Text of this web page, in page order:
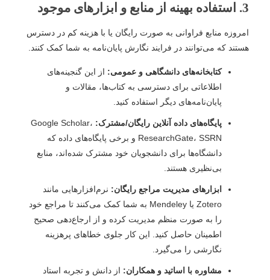
3. استفاده بهینه از منابع و ابزارهای موجود
امروزه منابع فراوانی به صورت رایگان یا با هزینه کم در دسترس
هستند که می‌توانند در فرایند نگارش پایان‌نامه به شما کمک کنند.
کتابخانه‌های دانشگاهی و عمومی: از این گنجینه‌های
اطلاعاتی برای دسترسی به کتاب‌ها، مقالات و
پایان‌نامه‌های دیگر استفاده کنید.
پایگاه‌های داده آنلاین رایگان/مشترک: Google Scholar،
ResearchGate، SSRN و برخی پایگاه‌های داده که
دانشگاه‌ها برای دانشجویان خود مشترک شده‌اند، منابع
بی‌نظیری هستند.
ابزارهای مدیریت مراجع رایگان: نرم‌افزارهایی مانند
Zotero یا Mendeley به شما کمک می‌کنند تا مراجع خود
را به صورت منظم مدیریت کرده و از ارجاع‌دهی صحیح
اطمینان حاصل کنید. این کار جلوی خطاهای پرهزینه
نگارشی را می‌گیرد.
مشاوره با اساتید و همکاران: از دانش و تجربه استاد